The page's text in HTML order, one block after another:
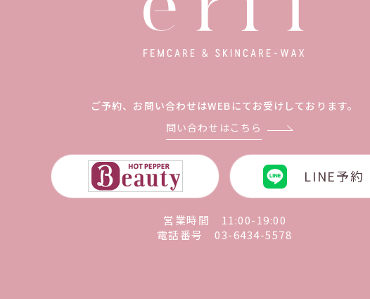
ご予約、お問い合わせはWEBにてお受けしております。
問い合わせはこちら
LINE予約
営業時間 11:00-19:00
電話番号03-6434-5578